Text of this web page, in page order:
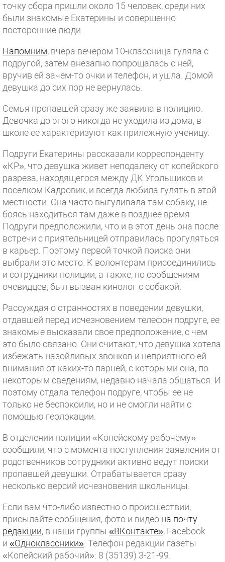
точку сбора пришли около 15 человек, среди них
были знакомые Екатерины и совершенно
посторонние люди.
Напомним, вчера вечером 10-классница гуляла с
подругой, затем внезапно попрощалась с ней,
вручив ей зачем-то очки и телефон, и ушла. Домой
девушка до сих пор не вернулась.
Семья пропавшей сразу же заявила в полицию.
Девочка до этого никогда не уходила из дома, в
школе ее характеризуют как прилежную ученицу.
Подруги Екатерины рассказали корреспонденту
«КР», что девушка живет неподалеку от копейского
разреза, находящегося между ДК Угольщиков и
поселком Кадровик, и всегда любила гулять в этой
местности. Она часто выгуливала там собаку, не
боясь находиться там даже в позднее время.
Подруги предположили, что и в этот день она после
встречи с приятельницей отправилась прогуляться
в карьер. Поэтому первой точкой поиска они
выбрали это место. К волонтерам присоединились
и сотрудники полиции, а также, по сообщениям
очевидцев, был вызван кинолог с собакой.
Рассуждая о странностях в поведении девушки,
отдавшей перед исчезновением телефон подруге, ее
знакомые высказали свое предположение, с чем
это было связано. Они считают, что девушка хотела
избежать назойливых звонков и неприятного ей
внимания от каких-то парней, с которыми она, по
некоторым сведениям, недавно начала общаться. И
поэтому отдала телефон подруге, чтобы ее не
только не беспокоили, но и не смогли найти с
помощью геолокации.
В отделении полиции «Копейскому рабочему»
сообщили, что с момента поступления заявления от
родственников сотрудники активно ведут поиски
пропавшей девушки. Отрабатывается сразу
несколько версий исчезновения школьницы.
Если вам что-либо известно о происшествии,
присылайте сообщения, фото и видео на почту
редакции, в наши группы «ВКонтакте», Facebook
и «Одноклассники» . Телефон редакции газеты
«Копейский рабочий»: 8 (35139) 3-21-99.